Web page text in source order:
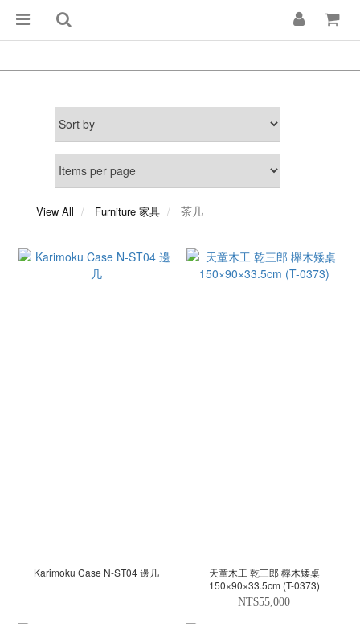
View All Furniture 家具 茶几
Karimoku Case N-ST04 邊几
天童木工 乾三郎 櫸木矮桌
150×90×33.5cm (T-0373)
NT$55,000